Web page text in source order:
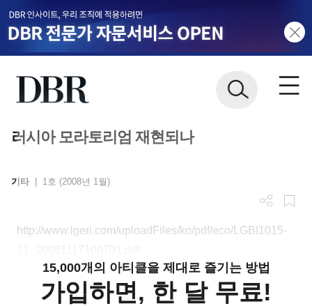
러시아 모라토리엄 재현되나
기타 1호 (2008년 1월)
http://www.lgeri.com/uploadFiles/ko/pdf/eco/LGBI1015-
15,000개의 아티클을 제대로 즐기는 방법
가입하면, 한 달 무료!